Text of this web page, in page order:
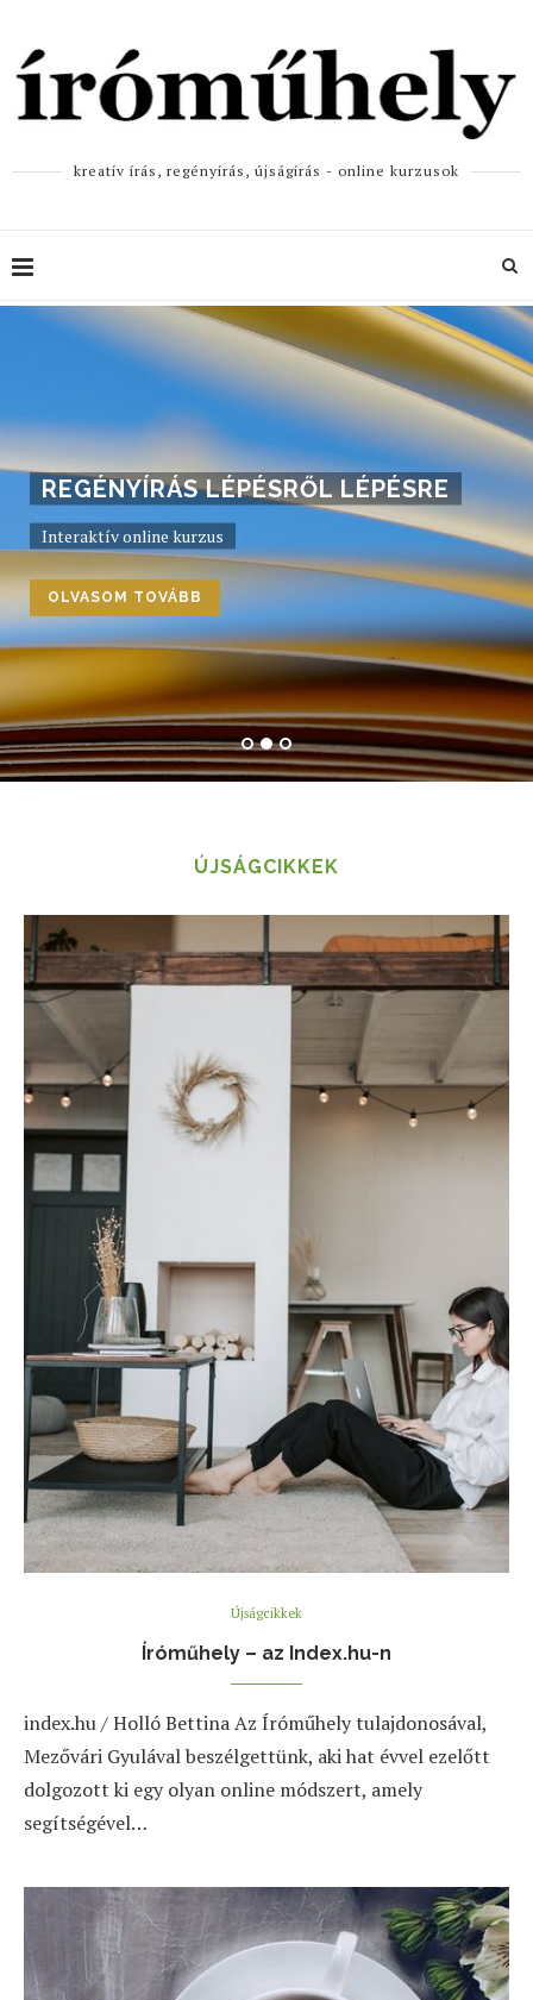
kreatív írás, regényírás, újságírás - online kurzusok
REGÉNYÍRÁS LÉPÉSRŐL LÉPÉSRE
Interaktív online kurzus
OLVASOM TOVÁBB
ÚJSÁGCIKKEK
Újságcikkek
Íróműhely – az Index.hu-n
index.hu / Holló Bettina Az Íróműhely tulajdonosával,
Mezővári Gyulával beszélgettünk, aki hat évvel ezelőtt
dolgozott ki egy olyan online módszert, amely
segítségével…